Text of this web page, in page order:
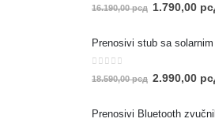
16.190,00рсд 1.790,00
Prenosivi stub sa
18.590,00рсд 2.990,00
Prenosivi Bluetooth